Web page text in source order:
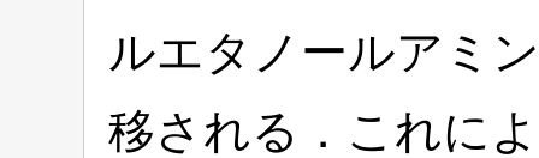
ルエタノールアミ
移される．これに